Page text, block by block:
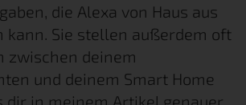
die Alexa von Haus aus
kann. Sie stellen außerdem oft
zwischen deinem
und deinem Smart Home
dir in meinem Artikel genauer